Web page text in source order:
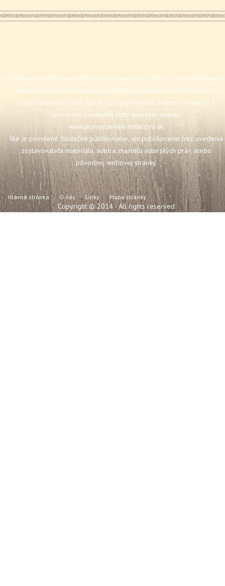
Udeľujeme súhlas na opätovné sprístupnenie článkov a reprodukovanie
materiálu, ktorý existuje na tejto webovej stránke s podmienkou, že
reprodukovanie bude úplné, bez akýchkoľvek zmien a skrátenia s
povinným uvedením tejto webovej stránky
www.pravoslavnekrestanstvo.sk.
Nie je povolené čiastočné publikovanie, ani publikovanie bez uvedenia
zostavovateľa materiálu, autora, majiteľa autorských práv, alebo
pôvodnej webovej stránky.
Hlavná stránka O nás Linky Mapa stránky
Copyright © 2014 - All rights reserved